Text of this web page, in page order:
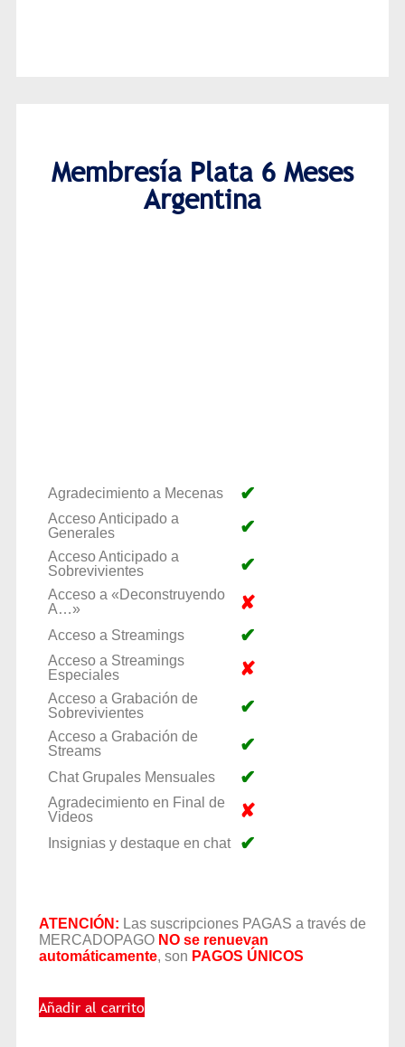
Membresía Plata 6 Meses
Argentina
Agradecimiento a Mecenas ✔
Acceso Anticipado a
Generales
✔
Acceso Anticipado a
Sobrevivientes
✔
Acceso a «Deconstruyendo
A…»
✘
Acceso a Streamings ✔
Acceso a Streamings
Especiales
✘
Acceso a Grabación de
Sobrevivientes
✔
Acceso a Grabación de
Streams
✔
Chat Grupales Mensuales ✔
Agradecimiento en Final de
Videos
✘
Insignias y destaque en chat ✔
ATENCIÓN: Las suscripciones PAGAS a través de
MERCADOPAGO NO se renuevan
automáticamente, son PAGOS ÚNICOS
Añadir al carrito